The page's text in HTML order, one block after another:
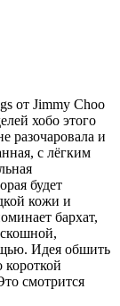
от Jimmy Choo
хобо этого
разочаровала и
с лёгким
будет
кожи и
бархат,
Идея обшить
смотрится